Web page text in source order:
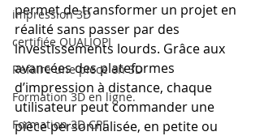
impression 3D
certifiée QUALIOPI
Refaire une piece en 3D
Formation 3D en ligne.
Formation 3D CPF
permet de transformer un projet en
réalité sans passer par des
investissements lourds. Grâce aux
avancées des plateformes
d’impression à distance, chaque
utilisateur peut commander une
pièce personnalisée, en petite ou